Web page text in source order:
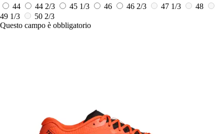
44
44 2/3 45 1/3 46 46 2/3 47 1/3
48
49 1/3
50 2/3
Questo campo è obbligatorio